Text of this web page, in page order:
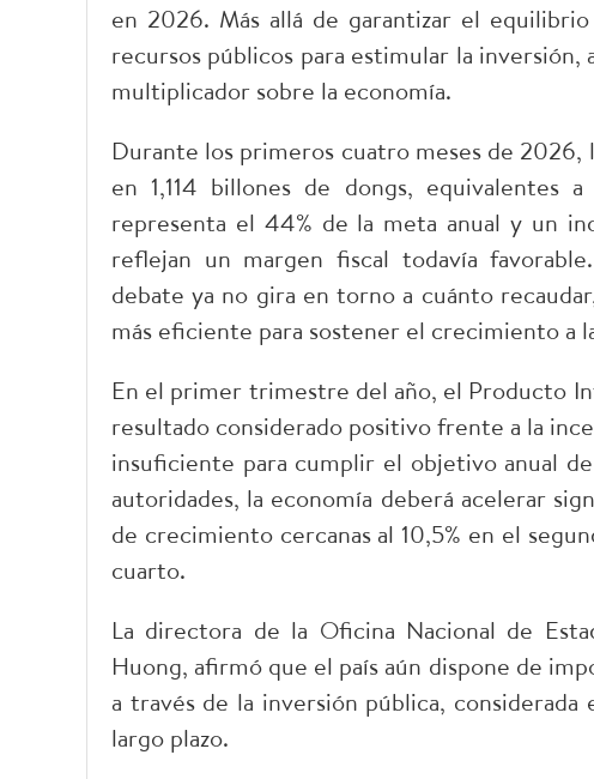
en 2026. Más allá de garantizar el
recursos públicos para estimular la
multiplicador sobre la economía.
​Durante los primeros cuatro meses de
en 1,114 billones de dongs,
representa el 44% de la meta anual y un
reflejan un margen fiscal todavía
debate ya no gira en torno a cuánto
más eficiente para sostener el crecimiento a
​En el primer trimestre del año, el Producto
resultado considerado positivo frente a la
insuficiente para cumplir el objetivo anual
autoridades, la economía deberá acelerar
de crecimiento cercanas al 10,5% en el
cuarto.
La directora de la Oficina Nacional de
Huong, afirmó que el país aún dispone de
a través de la inversión pública,
largo plazo.